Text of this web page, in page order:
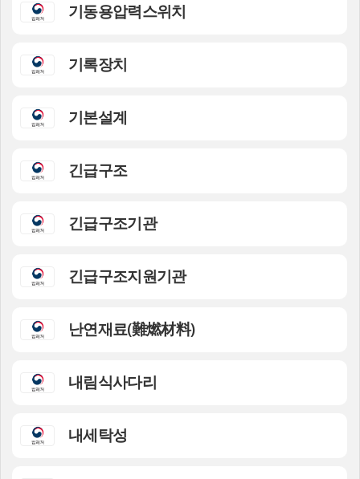
기동용압력스위치
기록장치
기본설계
긴급구조
긴급구조기관
긴급구조지원기관
난연재료(難燃材料)
내림식사다리
내세탁성